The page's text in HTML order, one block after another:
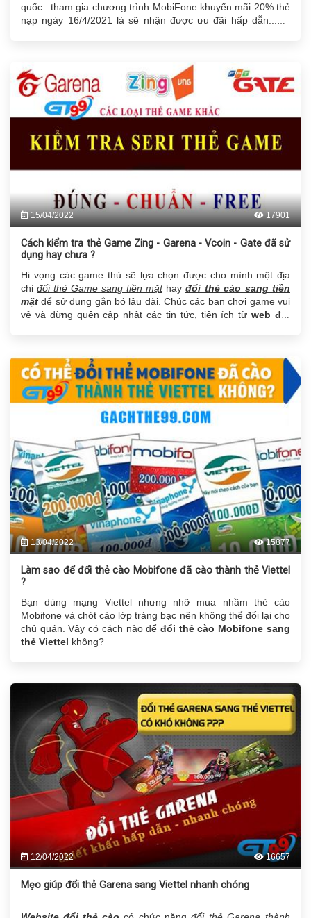
quốc...tham gia chương trình MobiFone khuyến mãi 20% thẻ
nạp ngày 16/4/2021 là sẽ nhận được ưu đãi hấp dẫn...gia
15/04/2022 17901
Cách kiểm tra thẻ Game Zing - Garena - Vcoin - Gate đã sử
dụng hay chưa ?
Hi vọng các game thủ sẽ lựa chọn được cho mình một địa
chỉ đổi thẻ Game sang tiền mặthay đổi thẻ cào sang tiền
mặt để sử dụng gắn bó lâu dài. Chúc các bạn chơi game vui
vẻ và đừng quên cập nhật các tin tức, tiện ích từ web đổi
13/04/2022 15877
Làm sao để đổi thẻ cào Mobifone đã cào thành thẻ Viettel
?
Bạn dùng mạng Viettel nhưng nhỡ mua nhầm thẻ cào
Mobifone và chót cào lớp tráng bạc nên không thể đổi lại cho
chủ quán. Vậy có cách nào để đổi thẻ cào Mobifone sang
thẻ Viettel không?
12/04/2022 16657
Mẹo giúp đổi thẻ Garena sang Viettel nhanh chóng